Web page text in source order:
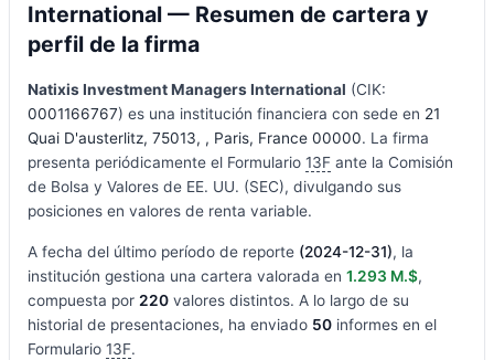
International — Resumen de cartera y
perfil de la firma
Natixis Investment Managers International (CIK:
0001166767) es una institución financiera con sede en 21
Quai D'austerlitz, 75013, , Paris, France 00000. La firma
presenta periódicamente el Formulario 13Fante la Comisión
de Bolsa y Valores de EE. UU. (SEC), divulgando sus
posiciones en valores de renta variable.
A fecha del último período de reporte (2024-12-31), la
institución gestiona una cartera valorada en 1.293 M.$,
compuesta por 220valores distintos. A lo largo de su
historial de presentaciones, ha enviado 50informes en el
Formulario 13F.